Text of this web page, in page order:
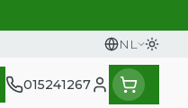
NL
Talen
015241267
Klant menu